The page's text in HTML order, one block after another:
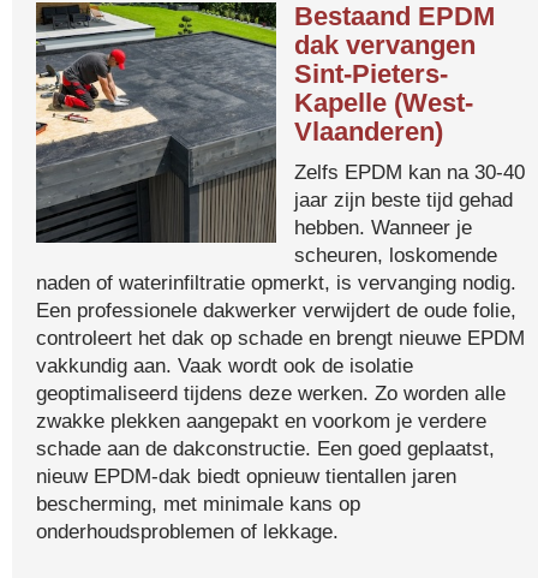
Bestaand EPDM
dak vervangen
Sint-Pieters-
Kapelle (West-
Vlaanderen)
Zelfs EPDM kan na 30-40
jaar zijn beste tijd gehad
hebben. Wanneer je
scheuren, loskomende
naden of waterinfiltratie opmerkt, is vervanging nodig.
Een professionele dakwerker verwijdert de oude folie,
controleert het dak op schade en brengt nieuwe EPDM
vakkundig aan. Vaak wordt ook de isolatie
geoptimaliseerd tijdens deze werken. Zo worden alle
zwakke plekken aangepakt en voorkom je verdere
schade aan de dakconstructie. Een goed geplaatst,
nieuw EPDM-dak biedt opnieuw tientallen jaren
bescherming, met minimale kans op
onderhoudsproblemen of lekkage.